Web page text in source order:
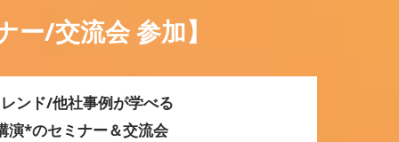
ー/交流会 参加】
ンド/他社事例が学べる
演*のセミナー＆交流会